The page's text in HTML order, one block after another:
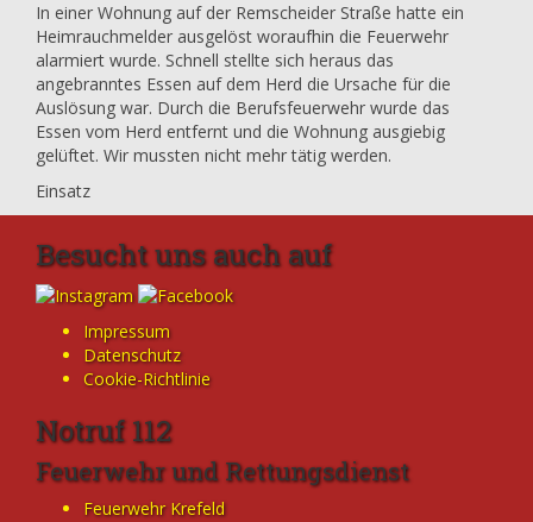
In einer Wohnung auf der Remscheider Straße hatte ein
Heimrauchmelder ausgelöst woraufhin die Feuerwehr
alarmiert wurde. Schnell stellte sich heraus das
angebranntes Essen auf dem Herd die Ursache für die
Auslösung war. Durch die Berufsfeuerwehr wurde das
Essen vom Herd entfernt und die Wohnung ausgiebig
gelüftet. Wir mussten nicht mehr tätig werden.
Einsatz
Besucht uns auch auf
Impressum
Datenschutz
Cookie-Richtlinie
Notruf 112
Feuerwehr und Rettungsdienst
Feuerwehr Krefeld